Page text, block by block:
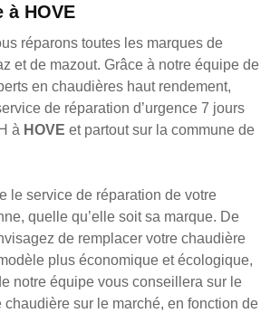
à HOVE
réparons toutes les marques de
et de mazout. Grâce à notre équipe de
en chaudières haut rendement,
de réparation d’urgence 7 jours
à HOVE et partout sur la commune de
le service de réparation de votre
quelle qu’elle soit sa marque. De
de remplacer votre chaudière
plus économique et écologique,
notre équipe vous conseillera sur le
chaudière sur le marché, en fonction de